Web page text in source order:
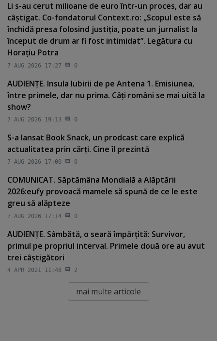
Li s-au cerut milioane de euro într-un proces, dar au
câştigat. Co-fondatorul Context.ro: „Scopul este să
închidă presa folosind justiţia, poate un jurnalist la
început de drum ar fi fost intimidat”. Legătura cu
Horaţiu Potra
7 AUG 2026 17:27 0
AUDIENŢE. Insula Iubirii de pe Antena 1. Emisiunea,
între primele, dar nu prima. Câţi români se mai uită la
show?
7 AUG 2026 19:13 0
S-a lansat Book Snack, un prodcast care explică
actualitatea prin cărţi. Cine îl prezintă
7 AUG 2026 17:00 0
COMUNICAT. Săptămâna Mondială a Alăptării
2026:eufy provoacă mamele să spună de ce le este
greu să alăpteze
7 AUG 2026 17:14 0
AUDIENŢE. Sâmbătă, o seară împărţită: Survivor,
primul pe propriul interval. Primele două ore au avut
trei câştigători
4 APR 2021 11:48 2
mai multe articole